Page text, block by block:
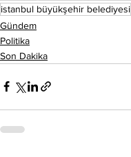
istanbul büyükşehir belediyesi
Gündem
Politika
Son Dakika